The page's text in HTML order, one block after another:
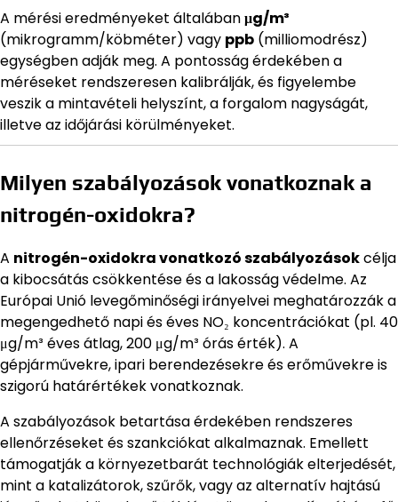
A mérési eredményeket általábanμg/m³
(mikrogramm/köbméter) vagy ppb (milliomodrész)
egységben adják meg. A pontosság érdekében a
méréseket rendszeresen kalibrálják, és figyelembe
veszik a mintavételi helyszínt, a forgalom nagyságát,
illetve az időjárási körülményeket.
Milyen szabályozások vonatkoznak a
nitrogén-oxidokra?
A nitrogén-oxidokra vonatkozó szabályozásokcélja
a kibocsátás csökkentése és a lakosság védelme. Az
Európai Unió levegőminőségi irányelvei meghatározzák a
megengedhető napi és éves NO₂ koncentrációkat (pl. 40
μg/m³ éves átlag, 200 μg/m³ órás érték). A
gépjárművekre, ipari berendezésekre és erőművekre is
szigorú határértékek vonatkoznak.
A szabályozások betartása érdekében rendszeres
ellenőrzéseket és szankciókat alkalmaznak. Emellett
támogatják a környezetbarát technológiák elterjedését,
mint a katalizátorok, szűrők, vagy az alternatív hajtású